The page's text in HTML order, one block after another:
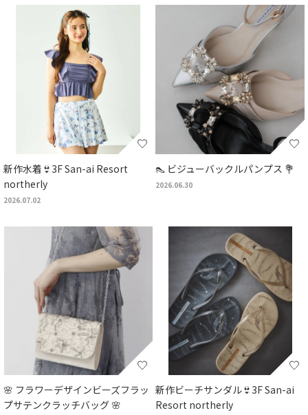
新作水着👙3F San-ai Resort
northerly
2026.07.02
👠 ビジューバックルパンプス 💐
2026.06.30
🌸 フラワーデザインビーズフラッ
プサテンクラッチバッグ 🌸
新作ビーチサンダル👙3F San-ai
Resort northerly